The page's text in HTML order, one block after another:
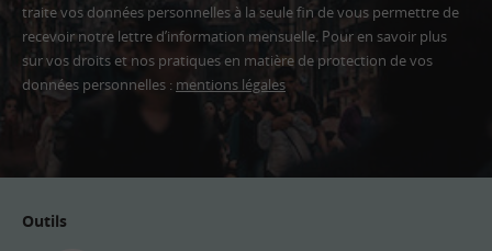
traite vos données personnelles à la seule fin de vous permettre de
recevoir notre lettre d’information mensuelle. Pour en savoir plus
sur vos droits et nos pratiques en matière de protection de vos
données personnelles : mentions légales
Outils